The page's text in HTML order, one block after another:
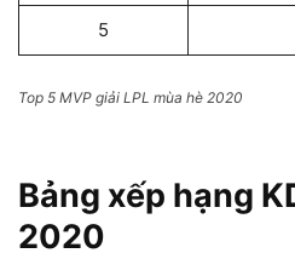
5
Top 5 MVP giải LPL mùa hè 2020
Bảng xếp hạng
2020